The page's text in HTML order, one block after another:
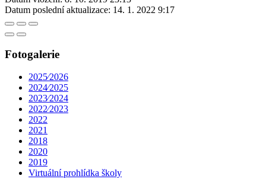
Datum poslední aktualizace: 14. 1. 2022 9:17
Fotogalerie
2025⁄2026
2024⁄2025
2023⁄2024
2022⁄2023
2022
2021
2018
2020
2019
Virtuální prohlídka školy